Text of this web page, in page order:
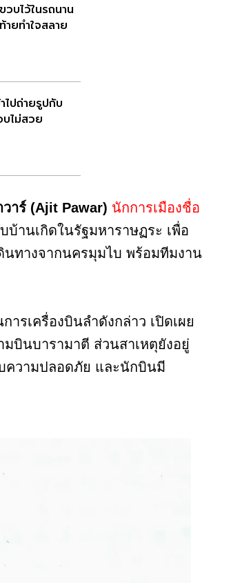
บไว้ในรถนาน
ยทำใจสลาย
ไปถ่ายรูปกับ
ไม่สวย
าร์ (Ajit Pawar) นักการเมืองชื่อ
บ้านเกิดในรัฐมหาราษฏระ เพื่อ
นทางจากนครมุมไบ พร้อมทีมงาน
ารเครื่องบินลำดังกล่าว เปิดเผย
บินบารามาตี ส่วนสาเหตุยังอยู่
ความปลอดภัย และนักบินมี